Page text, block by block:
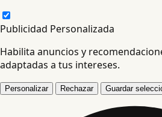
Publicidad Personalizada
Habilita anuncios y
adaptadas a tus intereses.
Personalizar Rechazar Guardar